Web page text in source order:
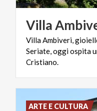
Villa
Villa Ambiveri,
Seriate, oggi ospita
Cristiano.
ARTE E CULTURA